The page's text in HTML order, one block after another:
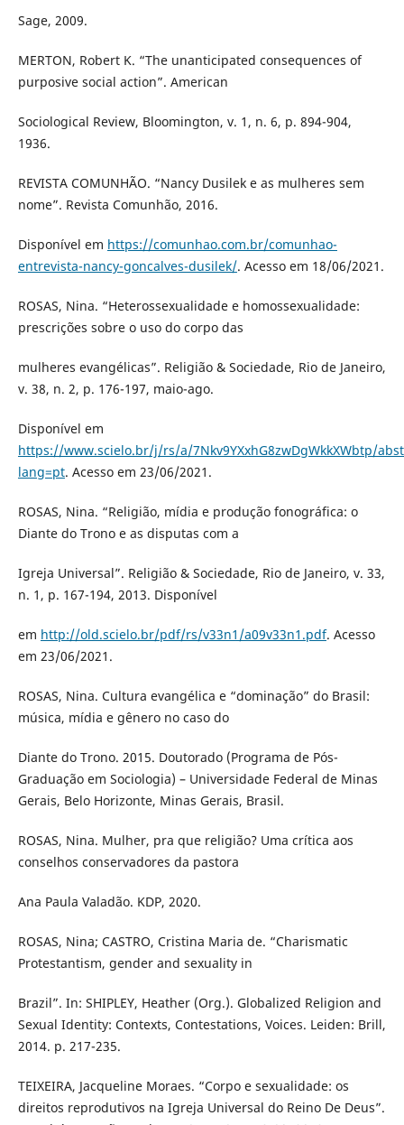
Sage, 2009.
MERTON, Robert K. “The unanticipated consequences of
purposive social action”. American
Sociological Review, Bloomington, v. 1, n. 6, p. 894-904,
1936.
REVISTA COMUNHÃO. “Nancy Dusilek e as mulheres sem
nome”. Revista Comunhão, 2016.
Disponível em https://comunhao.com.br/comunhao-
entrevista-nancy-goncalves-dusilek/. Acesso em 18/06/2021.
ROSAS, Nina. “Heterossexualidade e homossexualidade:
prescrições sobre o uso do corpo das
mulheres evangélicas”. Religião & Sociedade, Rio de Janeiro,
v. 38, n. 2, p. 176-197, maio-ago.
Disponível em
https://www.scielo.br/j/rs/a/7Nkv9YXxhG8zwDgWkkXWbtp/
lang=pt. Acesso em 23/06/2021.
ROSAS, Nina. “Religião, mídia e produção fonográfica: o
Diante do Trono e as disputas com a
Igreja Universal”. Religião & Sociedade, Rio de Janeiro, v. 33,
n. 1, p. 167-194, 2013. Disponível
em http://old.scielo.br/pdf/rs/v33n1/a09v33n1.pdf. Acesso
em 23/06/2021.
ROSAS, Nina. Cultura evangélica e “dominação” do Brasil:
música, mídia e gênero no caso do
Diante do Trono. 2015. Doutorado (Programa de Pós-
Graduação em Sociologia) – Universidade Federal de Minas
Gerais, Belo Horizonte, Minas Gerais, Brasil.
ROSAS, Nina. Mulher, pra que religião? Uma crítica aos
conselhos conservadores da pastora
Ana Paula Valadão. KDP, 2020.
ROSAS, Nina; CASTRO, Cristina Maria de. “Charismatic
Protestantism, gender and sexuality in
Brazil”. In: SHIPLEY, Heather (Org.). Globalized Religion and
Sexual Identity: Contexts, Contestations, Voices. Leiden: Brill,
2014. p. 217-235.
TEIXEIRA, Jacqueline Moraes. “Corpo e sexualidade: os
direitos reprodutivos na Igreja Universal do Reino De Deus”.